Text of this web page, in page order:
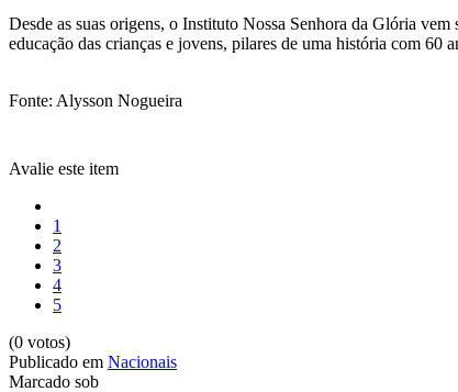
Desde as suas origens, o Instituto Nossa Senhora da Glória
educação das crianças e jovens, pilares de uma história com 60
Fonte: Alysson Nogueira
Avalie este item
1
2
3
4
5
(0 votos)
Publicado em Nacionais
Marcado sob